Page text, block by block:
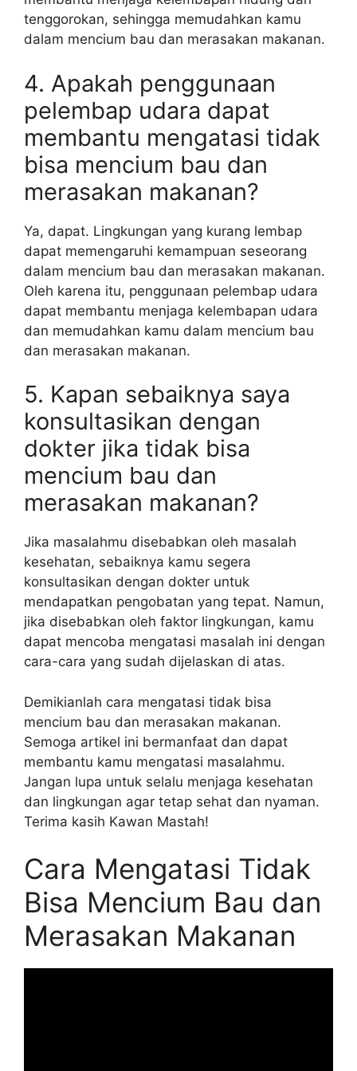
tenggorokan, sehingga memudahkan kamu
dalam mencium bau dan merasakan makanan.
4. Apakah penggunaan
pelembap udara dapat
membantu mengatasi tidak
bisa mencium bau dan
merasakan makanan?
Ya, dapat. Lingkungan yang kurang lembap
dapat memengaruhi kemampuan seseorang
dalam mencium bau dan merasakan makanan.
Oleh karena itu, penggunaan pelembap udara
dapat membantu menjaga kelembapan udara
dan memudahkan kamu dalam mencium bau
dan merasakan makanan.
5. Kapan sebaiknya saya
konsultasikan dengan
dokter jika tidak bisa
mencium bau dan
merasakan makanan?
Jika masalahmu disebabkan oleh masalah
kesehatan, sebaiknya kamu segera
konsultasikan dengan dokter untuk
mendapatkan pengobatan yang tepat. Namun,
jika disebabkan oleh faktor lingkungan, kamu
dapat mencoba mengatasi masalah ini dengan
cara-cara yang sudah dijelaskan di atas.
Demikianlah cara mengatasi tidak bisa
mencium bau dan merasakan makanan.
Semoga artikel ini bermanfaat dan dapat
membantu kamu mengatasi masalahmu.
Jangan lupa untuk selalu menjaga kesehatan
dan lingkungan agar tetap sehat dan nyaman.
Terima kasih Kawan Mastah!
Cara Mengatasi Tidak
Bisa Mencium Bau dan
Merasakan Makanan